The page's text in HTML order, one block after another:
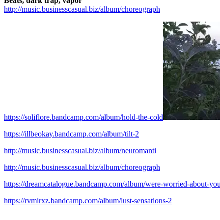
http://music.businesscasual.biz/album/choreograph
https://soliflore.bandcamp.com/album/hold-the-cold
https://illbeokay.bandcamp.com/album/tilt-2
http://music.businesscasual.biz/album/neuromanti
http://music.businesscasual.biz/album/choreograph
https://dreamcatalogue.bandcamp.com/album/were-worried-about-
https://rvmirxz.bandcamp.com/album/lust-sensations-2